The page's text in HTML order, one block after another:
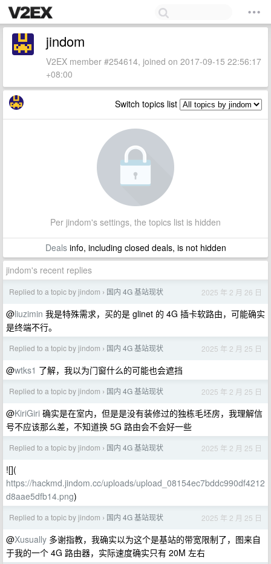
jindom
V2EX member #254614, joined on 2017-09-15 22:56:17
+08:00
Switch topics list
Per jindom's settings, the topics list is hidden
Dealsinfo, including closed deals, is not hidden
jindom's recent replies
Replied to a topic by jindom › 国内 4G 基站现状 2025 年 2 月 26 日
@liuzimin 我是特殊需求，买的是 glinet 的 4G 插卡软路由，可能确实
是终端不行。
Replied to a topic by jindom › 国内 4G 基站现状 2025 年 2 月 25 日
@wtks1 了解，我以为门窗什么的可能也会遮挡
Replied to a topic by jindom › 国内 4G 基站现状 2025 年 2 月 25 日
@KiriGiri 确实是在室内，但是是没有装修过的独栋毛坯房，我理解信
号不应该那么差，不知道换 5G 路由会不会好一些
Replied to a topic by jindom › 国内 4G 基站现状 2025 年 2 月 25 日
![](
https://hackmd.jindom.cc/uploads/upload_08154ec7bddc990df4212
d8aae5dfb14.png)
Replied to a topic by jindom › 国内 4G 基站现状 2025 年 2 月 25 日
@Xusually 多谢指教，我确实以为这个是基站的带宽限制了，图来自
于我的一个 4G 路由器，实际速度确实只有 20M 左右